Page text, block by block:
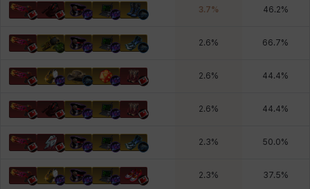
3.7% 46.2%
2.6% 66.7%
2.6% 44.4%
2.6% 44.4%
2.3% 50.0%
2.3% 37.5%